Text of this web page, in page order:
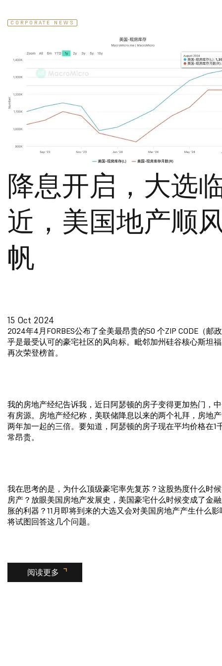
CORPORATE NEWS
降息开启，大选
近，美国地产顺
帆
15 Oct 2024
2024年4月FORBES公布了全美最昂贵的50 个ZIP CODE（邮
乎是最受认可的豪宅社区的风向标。毗邻加州硅谷核心斯坦
再次荣登榜首。
我的房地产经纪告诉我，近日阿瑟顿的房子变得更加热门，
有房源。房地产经纪称，美联储降息以来的两个礼拜，房地
两年加一起的三倍。要知道，阿瑟顿的房子现在平均价格在1
常昂贵。
我在思考的是，为什么顶级豪宅率先复苏？这股热度什么时
房产？放眼美国房地产发展史，美国豪宅什么时候变成了金
胀的利器？11月即将到来的大选又会对美国房地产产生什么
将试图回答这几个问题。
阅读更多